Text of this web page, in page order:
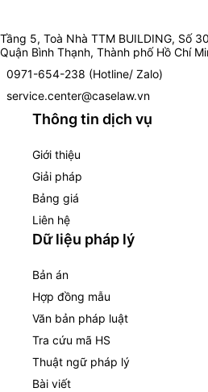
Tầng 5, Toà Nhà TTM BUILDING, Số
Quận Bình Thạnh, Thành phố Hồ Chí
0971-654-238 (Hotline/ Zalo)
service.center@caselaw.vn
Thông tin dịch vụ
Giới thiệu
Giải pháp
Bảng giá
Liên hệ
Dữ liệu pháp lý
Bản án
Hợp đồng mẫu
Văn bản pháp luật
Tra cứu mã HS
Thuật ngữ pháp lý
Bài viết